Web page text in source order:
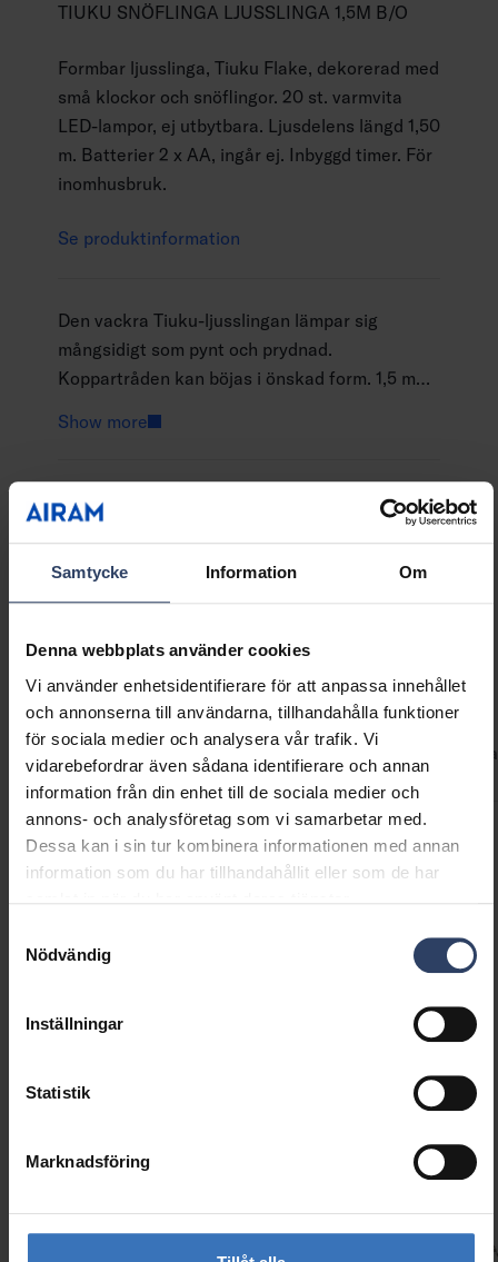
Samtycke Information Om
Denna webbplats använder cookies
Vi använder enhetsidentifierare för att anpassa innehållet
och annonserna till användarna, tillhandahålla funktioner
för sociala medier och analysera vår trafik. Vi
vidarebefordrar även sådana identifierare och annan
information från din enhet till de sociala medier och
annons- och analysföretag som vi samarbetar med.
Dessa kan i sin tur kombinera informationen med annan
information som du har tillhandahållit eller som de har
Nödvändig
Inställningar
Statistik
Marknadsföring
TIUKU SNÖFLINGA LJUSSLINGA 1,5M B/O
Formbar ljusslinga, Tiuku Flake, dekorerad med
små klockor och snöflingor. 20 st. varmvita
LED-lampor, ej utbytbara. Ljusdelens längd 1,50
m. Batterier 2 x AA, ingår ej. Inbyggd timer. För
inomhusbruk.
Se produktinformation
Den vackra Tiuku-ljusslingan lämpar sig
mångsidigt som pynt och prydnad.
Koppartråden kan böjas i önskad form. 1,5 m
Show more
GTIN
6435200313904
Kod
Teknisk information
Nedladdningar Teknisk information
Produktkoder
6435200313904
Kod
Liknande produkter